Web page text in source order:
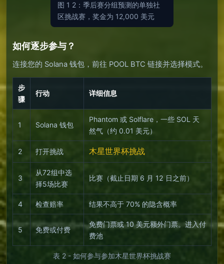
图 1 2：季后赛分组预测的单独社
区挑战赛，奖金为 12,000 美元
如何逐步参与？
连接您的 Solana 钱包，前往 POOL BTC 链接并选择模式。
表 2 - 如何参与参加木星世界杯挑战赛
步
骤
行动 详细信息
1 Solana 钱包
Phantom 或 Solflare，一些 SOL 天
然气（约 0.01 美元）
2 打开挑战 木星世界杯挑战
3
从72组中选
择5场比赛
比赛（截止日期 6 月 12 日之前）
4 检查赔率 结果不高于 70% 的隐含概率
5 免费或付费
免费门票或 10 美元额外门票。进入付
费池